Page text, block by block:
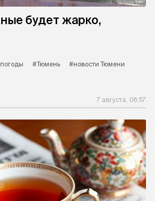
будет жарко,
#Тюмень
#новости Тюмени
7 августа, 06:57